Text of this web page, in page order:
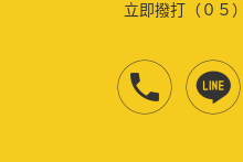
立即撥打（０５